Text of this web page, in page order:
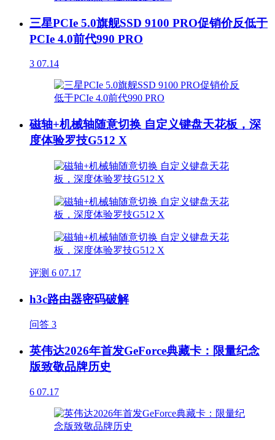
三星PCIe 5.0旗舰SSD 9100 PRO促销价反低于
PCIe 4.0前代990 PRO
3 07.14
磁轴+机械轴随意切换 自定义键盘天花板，深
度体验罗技G512 X
评测 6 07.17
h3c路由器密码破解
问答 3
英伟达2026年首发GeForce典藏卡：限量纪念
版致敬品牌历史
6 07.17